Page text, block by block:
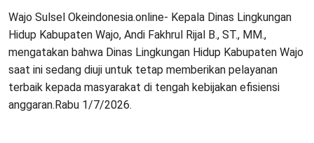
Wajo Sulsel Okeindonesia.online- Kepala Dinas Lingkungan
Hidup Kabupaten Wajo, Andi Fakhrul Rijal B., ST., MM.,
mengatakan bahwa Dinas Lingkungan Hidup Kabupaten Wajo
saat ini sedang diuji untuk tetap memberikan pelayanan
terbaik kepada masyarakat di tengah kebijakan efisiensi
anggaran.Rabu 1/7/2026.